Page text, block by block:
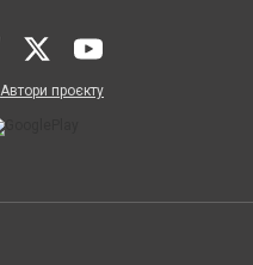
Автори проєкту